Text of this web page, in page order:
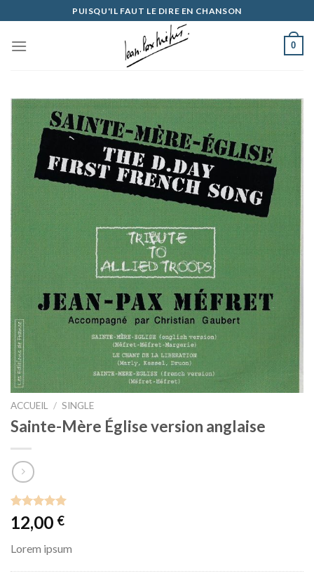
to
content
PUISQU'IL FAUT LE DIRE EN CHANSON
0
ACCUEIL / SINGLE
Sainte-Mère Église version anglaise
Noté5.00
sur 5 basé
1
client
12,00 €
Lorem ipsum